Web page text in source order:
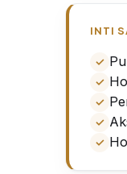
INTI